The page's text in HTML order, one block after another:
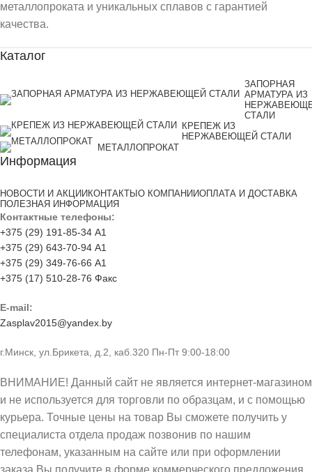
металлопроката и уникальных сплавов с гарантией
качества.
Каталог
ЗАПОРНАЯ
АРМАТУРА ИЗ
СТАЛИ
КРЕПЕЖ ИЗ
НЕРЖАВЕЮЩЕЙ СТАЛИ
МЕТАЛЛОПРОКАТ
Информация
НОВОСТИ И АКЦИИ КОНТАКТЫ О КОМПАНИИОПЛАТА И ДОСТАВКА
ПОЛЕЗНАЯ ИНФОРМАЦИЯ
Контактные телефоны:
+375 (29) 191-85-34 А1
+375 (29) 643-70-94 А1
+375 (29) 349-76-66 А1
+375 (17) 510-28-76 Факс
E-mail:
Zasplav2015@yandex.by
г.Минск, ул.Брикета, д.2, каб.320 Пн-Пт 9:00-18:00
ВНИМАНИЕ! Данный сайт не является интернет-магазином
и не используется для торговли по образцам, и с помощью
курьера. Точные цены на товар Вы сможете получить у
специалиста отдела продаж позвонив по нашим
телефонам, указанным на сайте или при оформлении